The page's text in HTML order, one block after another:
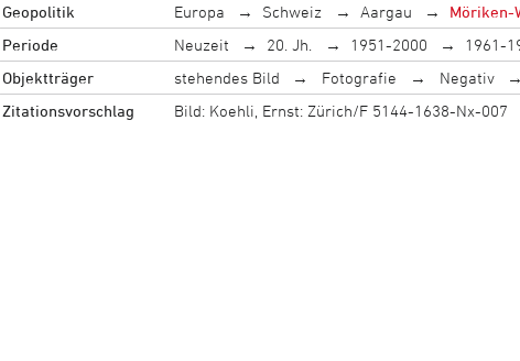
Geopolitik
Europa Schweiz Aargau
Möriken-
Periode
Neuzeit 20. Jh. 1951-2000 1961-
Objektträger
stehendes Bild Fotografie Negativ
Zitationsvorschlag
Bild: Koehli, Ernst: Zürich/F 5144-1638-Nx-007